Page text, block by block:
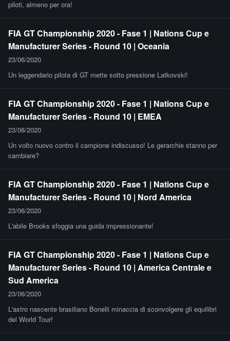
piloti, almeno per ora!
FIA GT Championship 2020 - Fase 1 | Nations Cup e
Manufacturer Series - Round 10 | Oceania
23/06/2020
Un leggendario pilota di GT mette sotto pressione Latkovski!
FIA GT Championship 2020 - Fase 1 | Nations Cup e
Manufacturer Series - Round 10 | EMEA
23/06/2020
Un volto nuovo contro il campione indiscusso! Le gerarchie stanno per
cambiare?
FIA GT Championship 2020 - Fase 1 | Nations Cup e
Manufacturer Series - Round 10 | Nord America
23/06/2020
L'abile Brooks sfoggia una guida impressionante!
FIA GT Championship 2020 - Fase 1 | Nations Cup e
Manufacturer Series - Round 10 | America Centrale e
Sud America
23/06/2020
L'astro nascente brasiliano Bonelli minaccia di sconvolgere gli equilibri
del World Tour!